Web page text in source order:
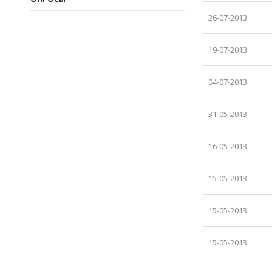
26-07-2013
19-07-2013
04-07-2013
31-05-2013
16-05-2013
15-05-2013
15-05-2013
15-05-2013